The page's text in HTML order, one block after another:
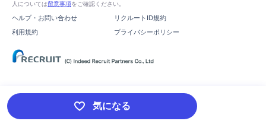
気になる
人については留意事項をご確認ください。
ヘルプ・お問い合わせ
リクルートID規約
利用規約
プライバシーポリシー